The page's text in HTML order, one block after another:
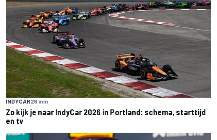
INDYCAR26 min
Zo kijk je naar IndyCar 2026 in Portland: schema, starttijd
en tv